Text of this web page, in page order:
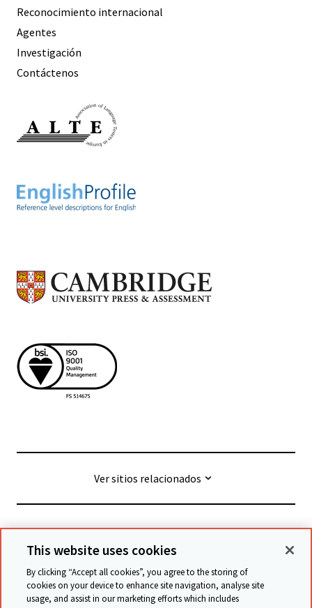
Reconocimiento internacional
Agentes
Investigación
Contáctenos
Ver sitios relacionados
© Cambridge University Press & Assessment
Términos y condiciones
Protección de datos
This website uses cookies
By clicking “Accept all cookies”, you agree to the storing of
cookies on your device to enhance site navigation, analyse site
usage, and assist in our marketing efforts which includes